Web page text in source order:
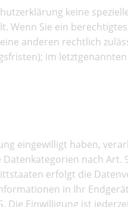
keine
Wenn Sie ein
anderen rechtlich
im
eingewilligt haben,
Datenkategorien nach
erfolgt die
in Ihr
Die Einwilligung ist